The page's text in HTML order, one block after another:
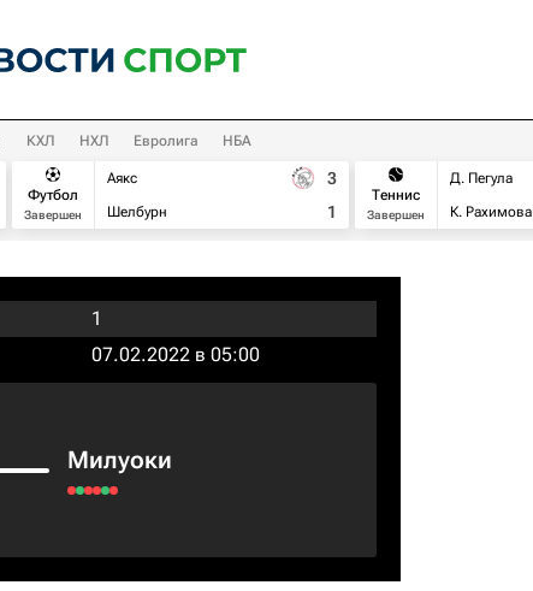
КХЛ НХЛ Евролига НБА
Футбол
Завершен
Аякс
Шелбурн
3
1
Теннис
Завершен
Д. Пегула
К. Рахимова
1
07.02.2022 в 05:00
Милуоки